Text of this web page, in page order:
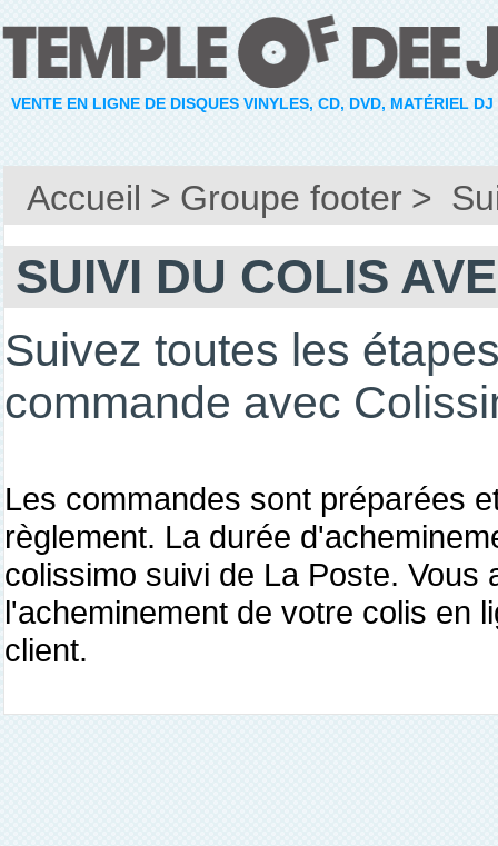
VENTE EN LIGNE DE DISQUES VINYLES, CD, DVD, MATÉRIEL
Accueil > Groupe footer >
SUIVI DU COLIS
Suivez toutes les
commande avec
Les commandes sont préparées
règlement. La durée
colissimo suivi de La Poste.
l'acheminement de votre colis en
client.